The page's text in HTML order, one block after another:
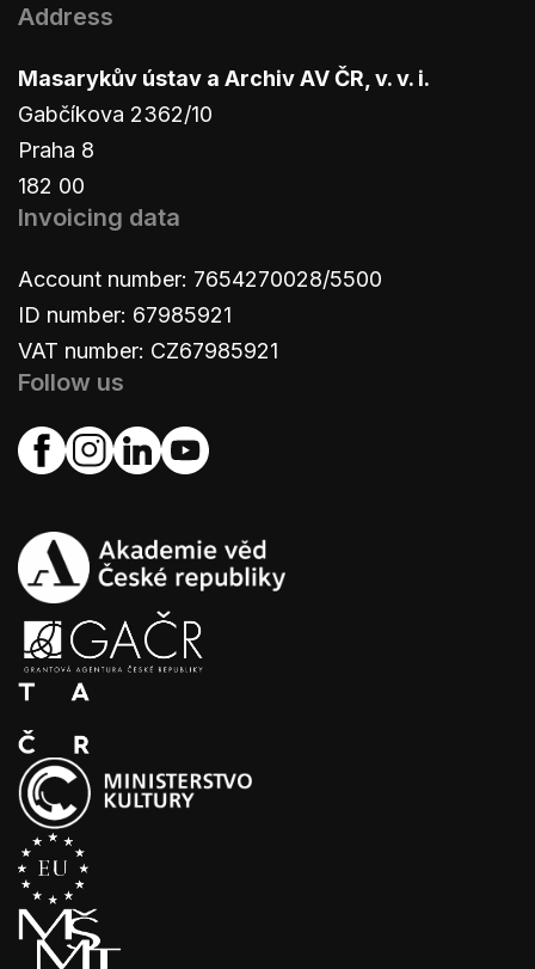
Address
Masarykův ústav a Archiv AV ČR, v. v. i.
Gabčíkova 2362/10
Praha 8
182 00
Invoicing data
Account number: 7654270028/5500
ID number: 67985921
VAT number: CZ67985921
Follow us